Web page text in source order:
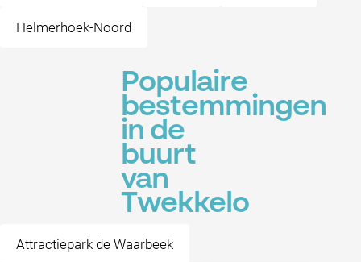
Helmerhoek-Noord
Populaire
bestemmingen
in de
buurt
van
Twekkelo
Attractiepark de Waarbeek